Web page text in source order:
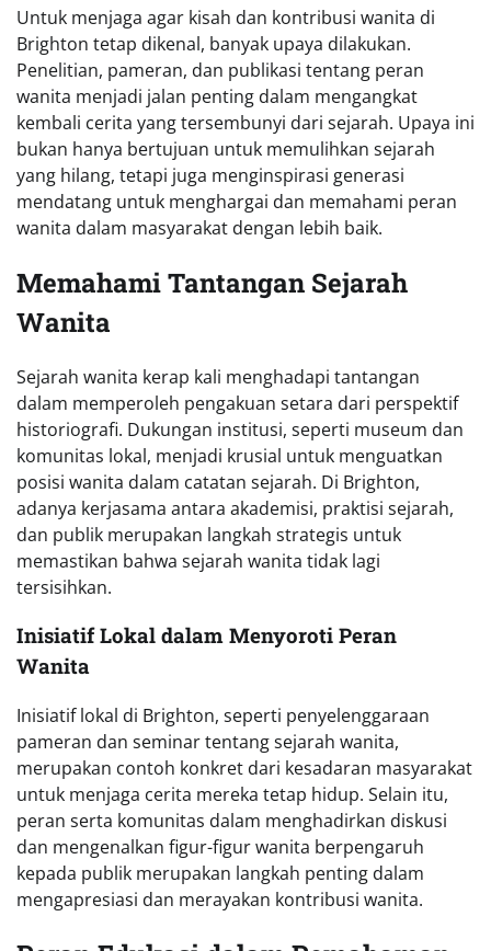
Untuk menjaga agar kisah dan kontribusi wanita di
Brighton tetap dikenal, banyak upaya dilakukan.
Penelitian, pameran, dan publikasi tentang peran
wanita menjadi jalan penting dalam mengangkat
kembali cerita yang tersembunyi dari sejarah. Upaya ini
bukan hanya bertujuan untuk memulihkan sejarah
yang hilang, tetapi juga menginspirasi generasi
mendatang untuk menghargai dan memahami peran
wanita dalam masyarakat dengan lebih baik.
Memahami Tantangan Sejarah
Wanita
Sejarah wanita kerap kali menghadapi tantangan
dalam memperoleh pengakuan setara dari perspektif
historiografi. Dukungan institusi, seperti museum dan
komunitas lokal, menjadi krusial untuk menguatkan
posisi wanita dalam catatan sejarah. Di Brighton,
adanya kerjasama antara akademisi, praktisi sejarah,
dan publik merupakan langkah strategis untuk
memastikan bahwa sejarah wanita tidak lagi
tersisihkan.
Inisiatif Lokal dalam Menyoroti Peran
Wanita
Inisiatif lokal di Brighton, seperti penyelenggaraan
pameran dan seminar tentang sejarah wanita,
merupakan contoh konkret dari kesadaran masyarakat
untuk menjaga cerita mereka tetap hidup. Selain itu,
peran serta komunitas dalam menghadirkan diskusi
dan mengenalkan figur-figur wanita berpengaruh
kepada publik merupakan langkah penting dalam
mengapresiasi dan merayakan kontribusi wanita.